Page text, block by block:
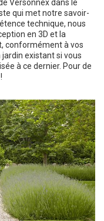
Versonnex dans le
qui met notre savoir-
technique, nous
en 3D et la
conformément à vos
existant si vous
à ce dernier. Pour de